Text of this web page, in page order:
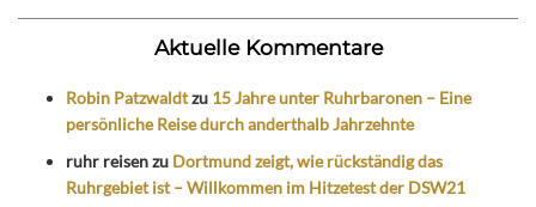
Aktuelle Kommentare
Robin Patzwaldtzu 15 Jahre unter Ruhrbaronen – Eine
persönliche Reise durch anderthalb Jahrzehnte
ruhr reisenzu Dortmund zeigt, wie rückständig das
Ruhrgebiet ist – Willkommen im Hitzetest der DSW21